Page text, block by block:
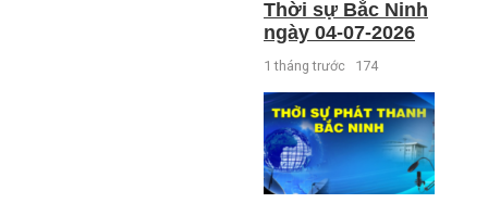
Thời sự Bắc Ninh
ngày 04-07-2026
1 tháng trước 174